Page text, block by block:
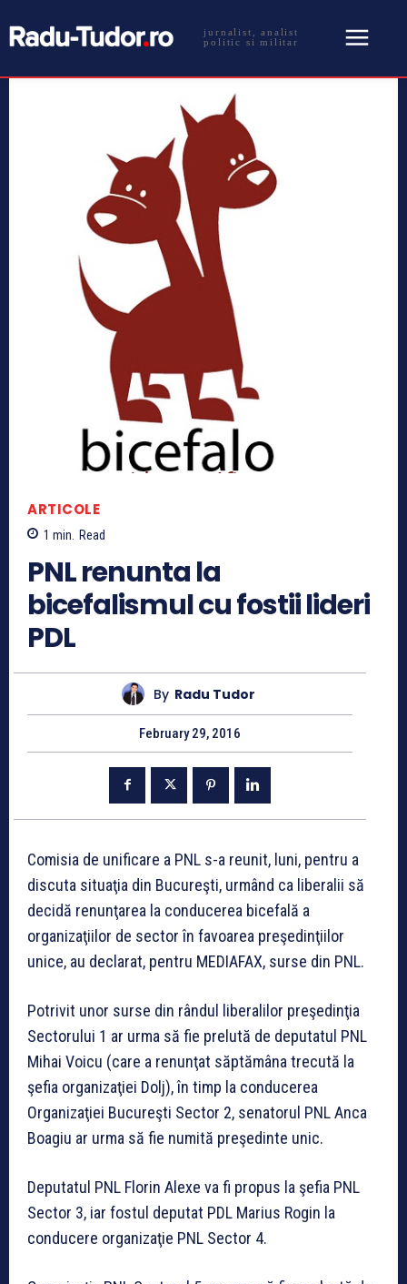
jurnalist, analist
politic si militar
ARTICOLE
1 min. Read
PNL renunta la
bicefalismul cu fostii lideri
PDL
By Radu Tudor
February 29, 2016
Comisia de unificare a PNL s-a reunit, luni, pentru a
discuta situaţia din Bucureşti, urmând ca liberalii să
decidă renunţarea la conducerea bicefală a
organizaţiilor de sector în favoarea preşedinţiilor
unice, au declarat, pentru MEDIAFAX, surse din PNL.
Potrivit unor surse din rândul liberalilor preşedinţia
Sectorului 1 ar urma să fie prelută de deputatul PNL
Mihai Voicu (care a renunţat săptămâna trecută la
şefia organizaţiei Dolj), în timp la conducerea
Organizaţiei Bucureşti Sector 2, senatorul PNL Anca
Boagiu ar urma să fie numită preşedinte unic.
Deputatul PNL Florin Alexe va fi propus la şefia PNL
Sector 3, iar fostul deputat PDL Marius Rogin la
conducere organizaţie PNL Sector 4.